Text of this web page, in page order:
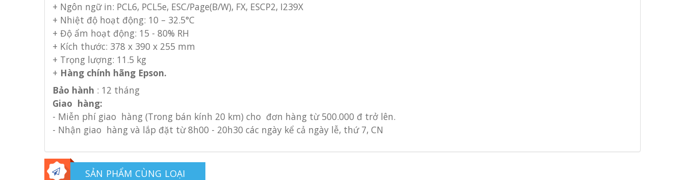
+ Ngôn ngữ in: PCL6, PCL5e, ESC/Page(B/W), FX, ESCP2, I239X
+ Nhiệt độ hoạt động: 10 – 32.5°C
+ Độ ẩm hoạt động: 15 - 80% RH
+ Kích thước: 378 x 390 x 255 mm
+ Trọng lượng: 11.5 kg
+ Hàng chính hãng Epson.
Bảo hành : 12 tháng
Giao hàng:
- Miễn phí giao hàng (Trong bán kính 20 km) cho đơn hàng từ 500.000 đ trở lên.
- Nhận giao hàng và lắp đặt từ 8h00 - 20h30 các ngày kể cả ngày lễ, thứ 7, CN
SẢN PHẨM CÙNG LOẠI